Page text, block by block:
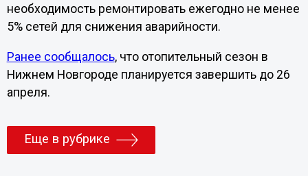
необходимость ремонтировать ежегодно не менее
5% сетей для снижения аварийности.
Ранее сообщалось, что отопительный сезон в
Нижнем Новгороде планируется завершить до 26
апреля.
Еще в рубрике